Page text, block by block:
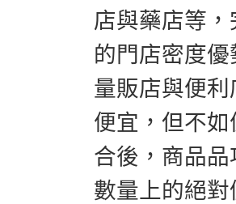
店與藥店等
的門店密度
量販店與便
便宜，但不
合後，商品
數量上的絕